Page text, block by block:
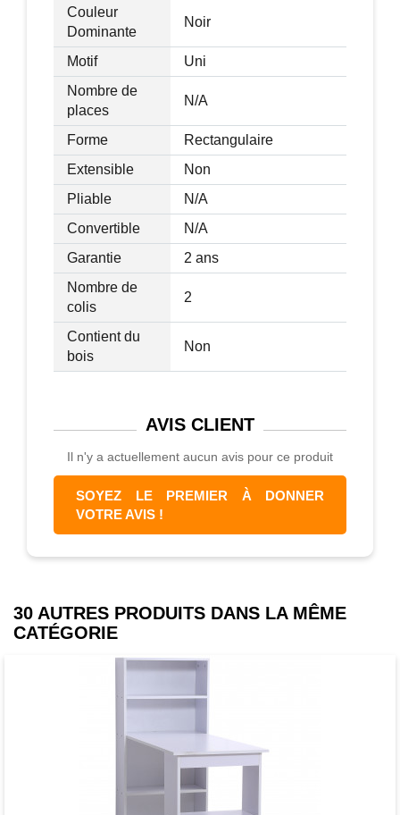
Couleur
Dominante
Noir
Motif
Uni
Nombre de
places
N/A
Forme
Rectangulaire
Extensible
Non
Pliable
N/A
Convertible
N/A
Garantie
2 ans
Nombre de
colis
2
Contient du
bois
Non
AVIS CLIENT
Il n'y a actuellement aucun avis pour ce produit
SOYEZ LE PREMIER À DONNER
VOTRE AVIS !
30 AUTRES PRODUITS DANS LA MÊME
CATÉGORIE